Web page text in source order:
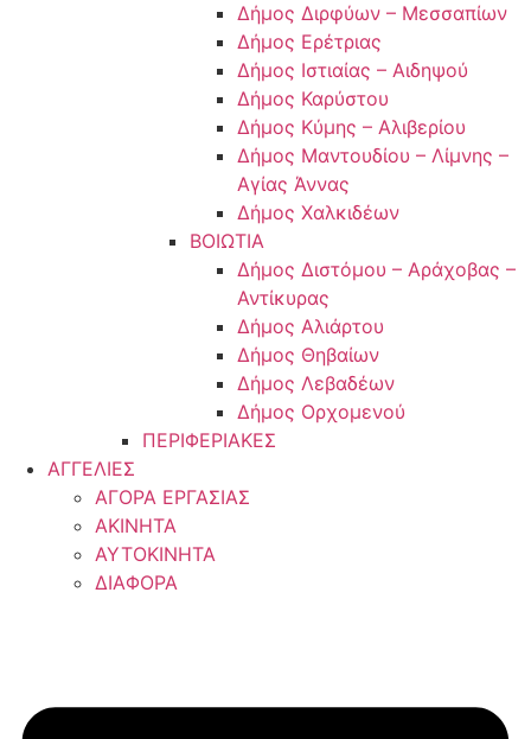
Δήμος Διρφύων – Μεσσαπίων
Δήμος Ερέτριας
Δήμος Ιστιαίας – Αιδηψού
Δήμος Καρύστου
Δήμος Κύμης – Αλιβερίου
Δήμος Μαντουδίου – Λίμνης –
Αγίας Άννας
Δήμος Χαλκιδέων
ΒΟΙΩΤΙΑ
Δήμος Διστόμου – Αράχοβας –
Αντίκυρας
Δήμος Αλιάρτου
Δήμος Θηβαίων
Δήμος Λεβαδέων
Δήμος Ορχομενού
ΠΕΡΙΦΕΡΙΑΚΕΣ
ΑΓΓΕΛΙΕΣ
ΑΓΟΡΑ ΕΡΓΑΣΙΑΣ
ΑΚΙΝΗΤΑ
ΑΥΤΟΚΙΝΗΤΑ
ΔΙΑΦΟΡΑ